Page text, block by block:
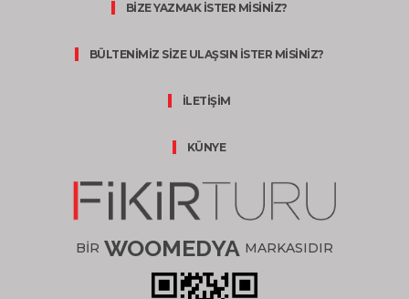
BİZE YAZMAK İSTER MİSİNİZ?
BÜLTENİMİZ SİZE ULAŞSIN İSTER MİSİNİZ?
İLETİŞİM
KÜNYE
BİR WOOMEDYA MARKASIDIR